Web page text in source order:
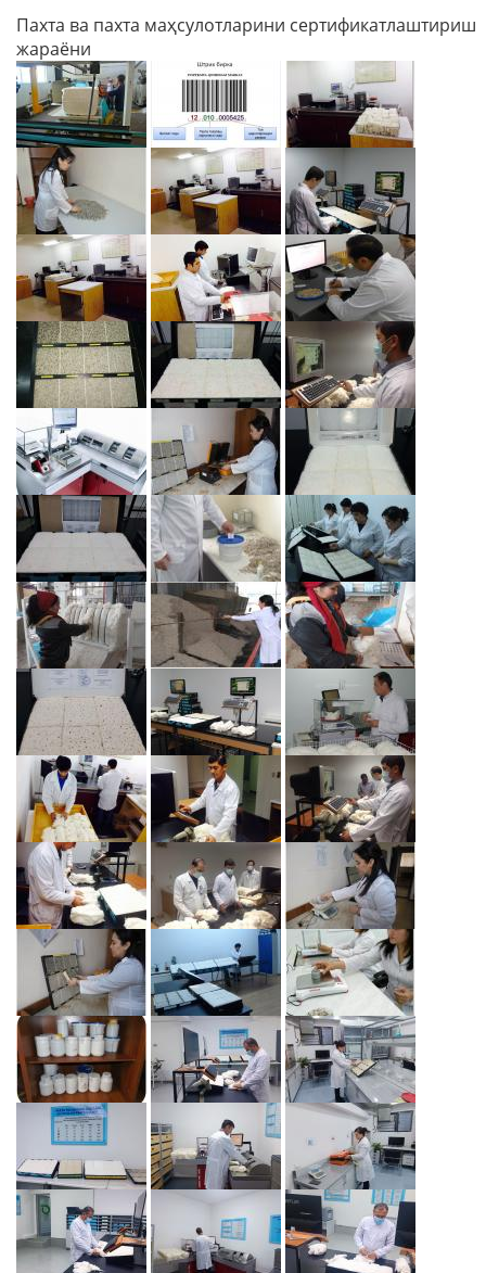
Пахта ва пахта маҳсулотларини сертификатлаштириш
жараёни